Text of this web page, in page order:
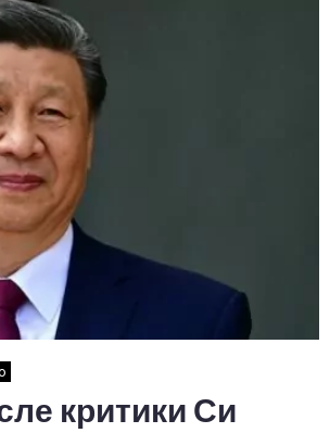
критики Си